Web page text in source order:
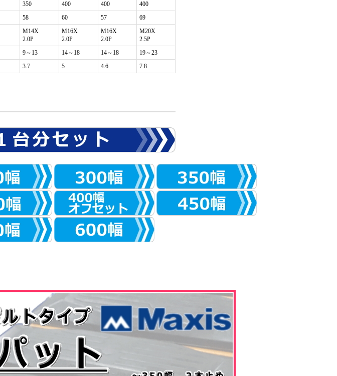
350 400 400
400
58 60 57
69
M14X
2.0P
M16X
2.0P
M16X
2.0P
M20X
2.5P
9～13 14～18 14～18
19～23
3.7 5 4.6 7.8